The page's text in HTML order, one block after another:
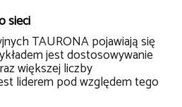
sieci
TAURONA pojawiają się
jest dostosowywanie
większej liczby
liderem pod względem tego